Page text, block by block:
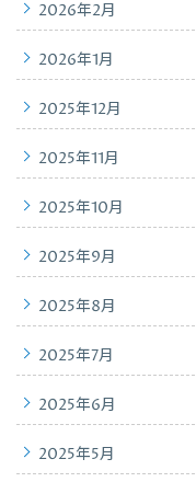
2026年2月
2026年1月
2025年12月
2025年11月
2025年10月
2025年9月
2025年8月
2025年7月
2025年6月
2025年5月